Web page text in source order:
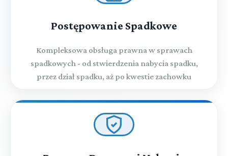
Postępowanie Spadkowe
Kompleksowa obsługa prawna w sprawach
spadkowych - od stwierdzenia nabycia spadku,
przez dział spadku, aż po kwestie zachowku